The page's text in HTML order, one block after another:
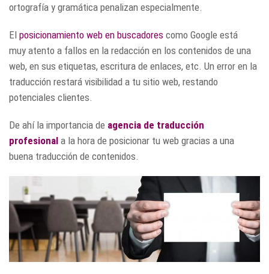
ortografía y gramática penalizan especialmente.
El posicionamiento web en buscadores como Google está
muy atento a fallos en la redacción en los contenidos de una
web, en sus etiquetas, escritura de enlaces, etc. Un error en la
traducción restará visibilidad a tu sitio web, restando
potenciales clientes.
De ahí la importancia de agencia de traducción
profesional a la hora de posicionar tu web gracias a una
buena traducción de contenidos.